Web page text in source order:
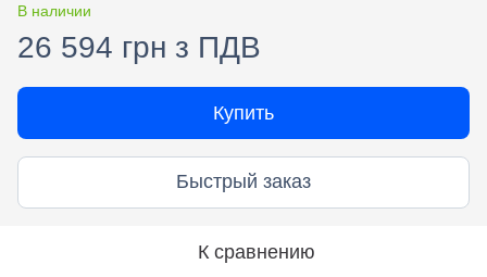
В наличии
26 594 грн з ПДВ
Купить
Быстрый заказ
К сравнению